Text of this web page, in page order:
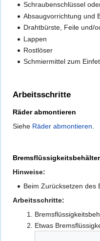
Schraubenschlüssel
Absaugvorrichtung und
Drahtbürste, Feile und/
Lappen
Rostlöser
Schmiermittel zum
Arbeitsschritte
Räder abmontieren
Siehe Räder abmontieren
Hinweise:
Beim Zurücksetzen des
Arbeitsschritte:
Etwas